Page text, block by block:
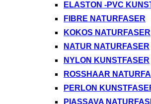
ELASTON -PVC
FIBRE NATURFASER
KOKOS NATURFASER
NATUR NATURFASER
NYLON KUNSTFASER
ROSSHAAR
PERLON
PIASSAVA